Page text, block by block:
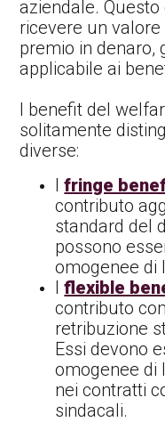
aziendale.
ricevere un
premio in denaro,
applicabile ai
I benefit del
solitamente
diverse:
Ifringe
contributo
standard del
possono
omogenee di
Iflexible
contributo
retribuzione
Essi devono
omogenee di
nei contratti
sindacali.